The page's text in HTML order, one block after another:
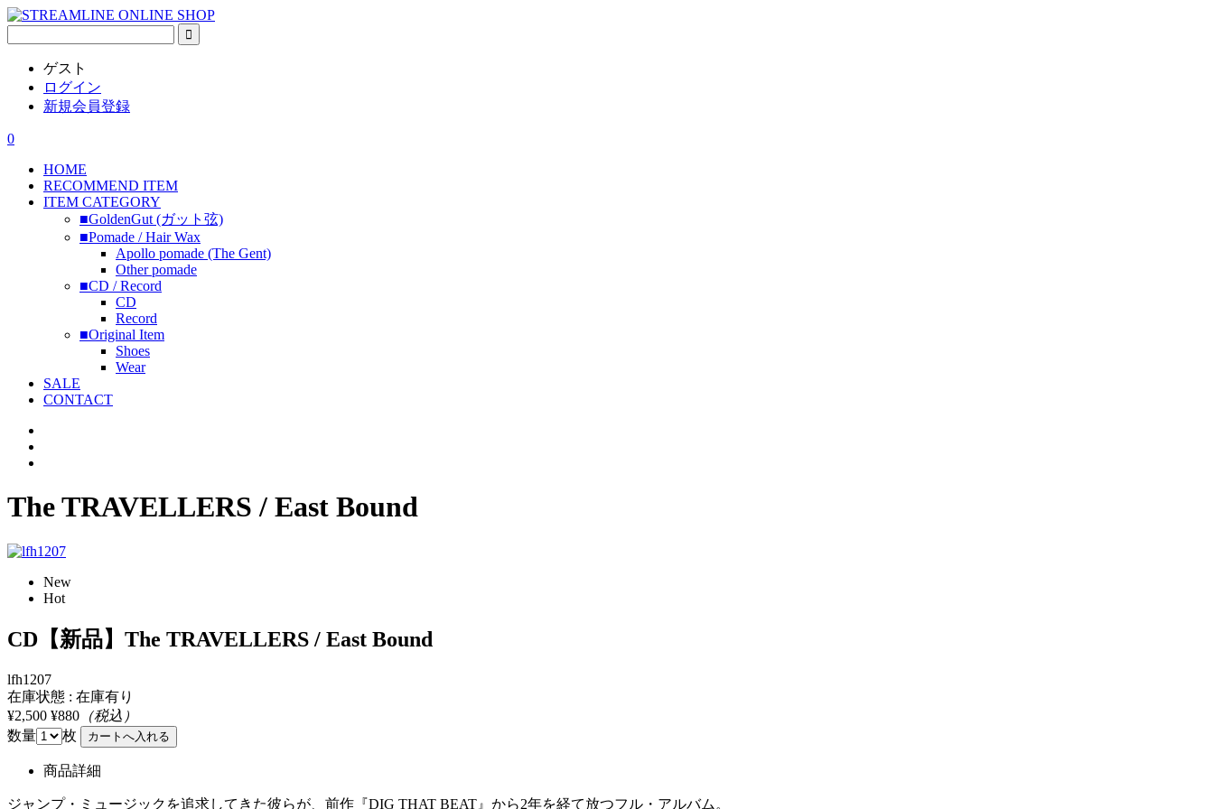
ゲスト
ログイン
新規会員登録
0
HOME
RECOMMEND ITEM
ITEM CATEGORY
■GoldenGut (ガット弦)
■Pomade / Hair Wax
Apollo pomade (The Gent)
Other pomade
■CD / Record
CD
Record
■Original Item
Shoes
Wear
SALE
CONTACT
The TRAVELLERS / East Bound
New
Hot
CD【新品】The TRAVELLERS / East Bound
lfh1207
在庫状態 : 在庫有り
¥2,500 ¥880 （税込）
数量
枚
商品詳細
ジャンプ・ミュージックを追求してきた彼らが、前作『DIG THAT BEAT』から2年を経て放つフル・アルバム。